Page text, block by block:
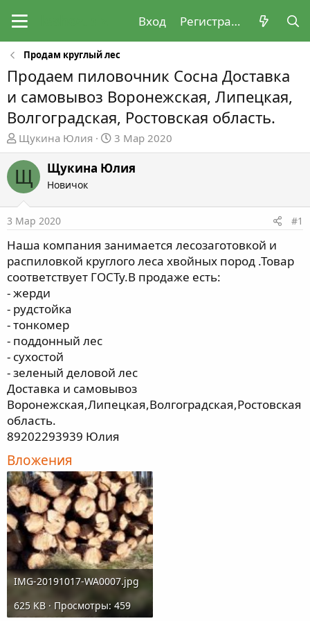
Вход Регистрация
Продам круглый лес
Продаем пиловочник Сосна Доставка
и самовывоз Воронежская, Липецкая,
Волгоградская, Ростовская область.
А
в
т
о
р
е
ы
Щукина Юлия
Д
а
т
а
л
а
3 Мар 2020
Щ Щукина Юлия
Новичок
3 Мар 2020 #1
Наша компания занимается лесозаготовкой и
распиловкой круглого леса хвойных пород .Товар
соответствует ГОСТу.В продаже есть:
- жерди
- рудстойка
- тонкомер
- поддонный лес
- сухостой
- зеленый деловой лес
Доставка и самовывоз
Воронежская,Липецкая,Волгоградская,Ростовская
область.
89202293939 Юлия
Вложения
IMG-20191017-WA0007.jpg
625 KB · Просмотры: 459